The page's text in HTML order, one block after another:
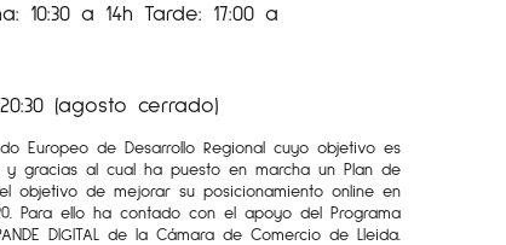
10:30 a 14h Tarde: 17:00 a
(agosto cerrado)
Europeo de Desarrollo Regional cuyo objetivo es
gracias al cual ha puesto en marcha un Plan de
objetivo de mejorar su posicionamiento online en
Para ello ha contado con el apoyo del Programa
DIGITAL de la Cámara de Comercio de Lleida.